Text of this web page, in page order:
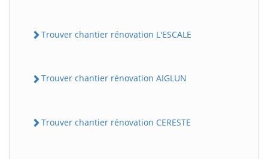
Trouver chantier rénovation L'ESCALE
Trouver chantier rénovation AIGLUN
Trouver chantier rénovation CERESTE